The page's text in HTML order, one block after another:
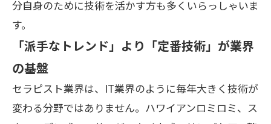
分自身のために技術を活かす方も多くいらっしゃいま
す。
「派手なトレンド」より「定番技術」が業界
の基盤
セラピスト業界は、IT業界のように毎年大きく技術が
変わる分野ではありません。ハワイアンロミロミ、ス